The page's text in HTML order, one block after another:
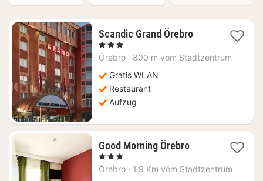
Scandic Grand Örebro1
ab
, 3 Sterne
Örebro · 800 m vom Stadtzentrum
Gratis WLAN
Restaurant
Aufzug
Good Morning Örebro1
ab
, 3 Sterne
Örebro · 1.9 Km vom Stadtzentrum